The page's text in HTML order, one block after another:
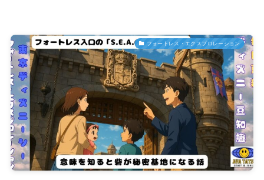
フォートレス・エクスプロレーション